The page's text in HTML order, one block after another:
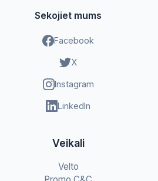
Sekojiet mums
Facebook
X
Instagram
LinkedIn
Veikali
Velto